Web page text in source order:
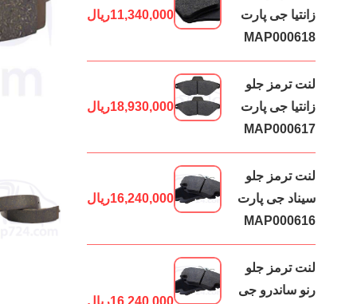
لنت
عدد
زانتیا جی پارت
MAP000618
11,340,000ریال
لنت ترمز جلو
زانتیا جی پارت
MAP000617
18,930,000ریال
لنت ترمز جلو
سیناد جی پارت
MAP000616
16,240,000ریال
لنت ترمز جلو
رنو ساندرو جی
16,240,000ریال